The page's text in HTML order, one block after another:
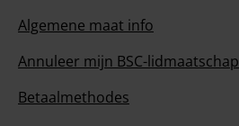
Algemene maat info
Annuleer mijn BSC-lidmaatschap
Betaalmethodes